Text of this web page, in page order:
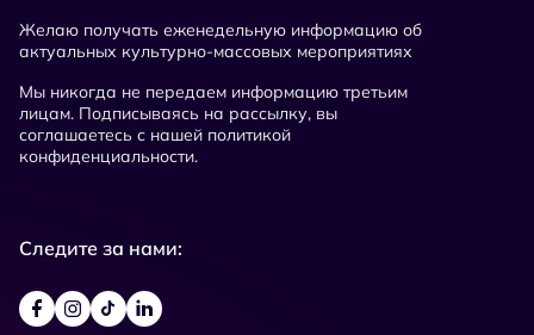
Желаю получать еженедельную информацию об
актуальных культурно-массовых мероприятиях
Мы никогда не передаем информацию третьим
лицам. Подписываясь на рассылку, вы
соглашаетесь с нашей политикой
конфиденциальности.
Следите за нами: